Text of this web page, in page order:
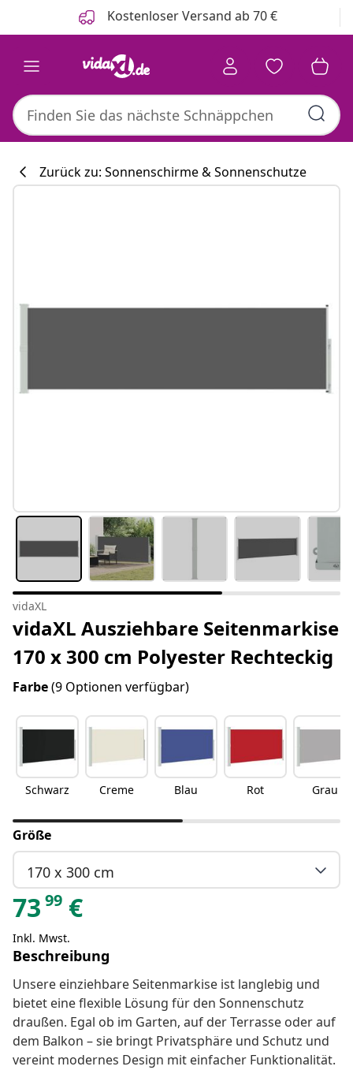
Kostenloser Versand ab 70 €
Zurück zu: Sonnenschirme & Sonnenschutze
vidaXL
vidaXL Ausziehbare Seitenmarkise
170 x 300 cm Polyester Rechteckig
Farbe(9 Optionen verfügbar)
Schwarz Creme Blau Rot Grau
Größe
170 x 300 cm
73 99 €
Inkl. Mwst.
Beschreibung
Unsere einziehbare Seitenmarkise ist langlebig und
bietet eine flexible Lösung für den Sonnenschutz
draußen. Egal ob im Garten, auf der Terrasse oder auf
dem Balkon – sie bringt Privatsphäre und Schutz und
vereint modernes Design mit einfacher Funktionalität.